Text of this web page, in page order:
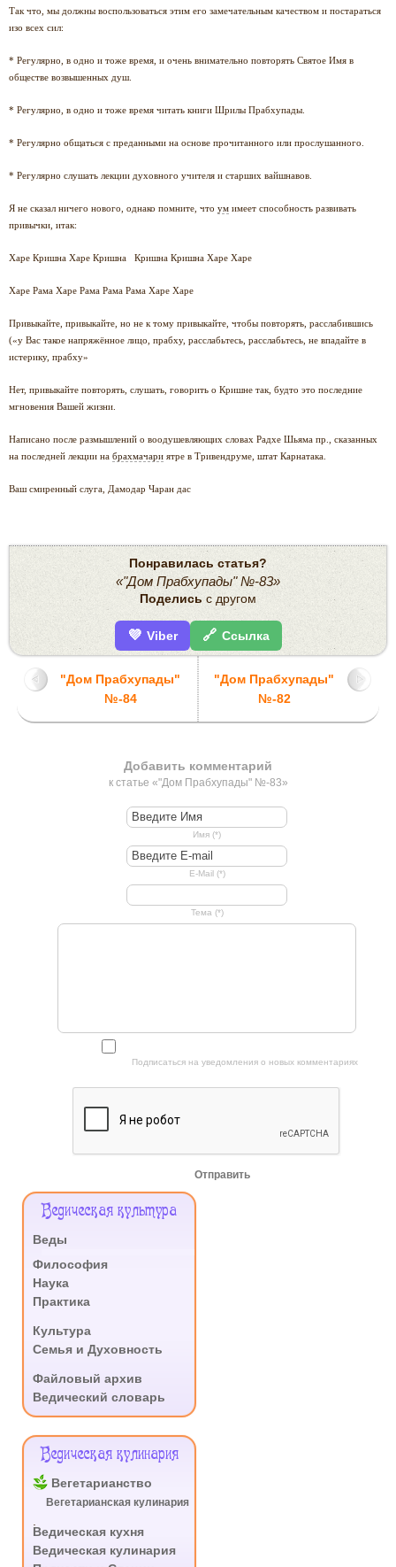
Так что, мы должны воспользоваться этим его замечательным качеством и постараться
изо всех сил:
* Регулярно, в одно и тоже время, и очень внимательно повторять Святое Имя в
обществе возвышенных душ.
* Регулярно, в одно и тоже время читать книги Шрилы Прабхупады.
* Регулярно общаться с преданными на основе прочитанного или прослушанного.
* Регулярно слушать лекции духовного учителя и старших вайшнавов.
Я не сказал ничего нового, однако помните, что ум имеет способность развивать
привычки, итак:
Харе Кришна Харе Кришна Кришна Кришна Харе Харе
Харе Рама Харе Рама Рама Рама Харе Харе
Привыкайте, привыкайте, но не к тому привыкайте, чтобы повторять, расслабившись
(«у Вас такое напряжённое лицо, прабху, расслабьтесь, расслабьтесь, не впадайте в
истерику, прабху»
Нет, привыкайте повторять, слушать, говорить о Кришне так, будто это последние
мгновения Вашей жизни.
Написано после размышлений о воодушевляющих словах Радхе Шьяма пр., сказанных
на последней лекции на брахмачари ятре в Тривендруме, штат Карнатака.
Ваш смиренный слуга, Дамодар Чаран дас
Понравилась статья?
«"Дом Прабхупады" №-83»
Поделись с другом
💜 Viber 🔗 Ссылка
"Дом Прабхупады"
№-84
"Дом Прабхупады"
№-82
Добавить комментарий
к статье «"Дом Прабхупады" №-83»
Имя (*)
E-Mail (*)
Тема (*)
Подписаться на уведомления о новых комментариях
Отправить
Меню
Ведическая культура
Веды
Философия
Наука
Практика
Культура
Семья и Духовность
Файловый архив
Ведический словарь
Ведическая кулинария
Вегетарианство
Вегетарианская кулинария
Ведическая кухня
Ведическая кулинария